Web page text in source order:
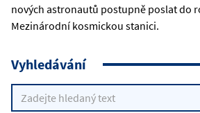
nových astronautů postupně poslat do
Mezinárodní kosmickou stanici.
Vyhledávání